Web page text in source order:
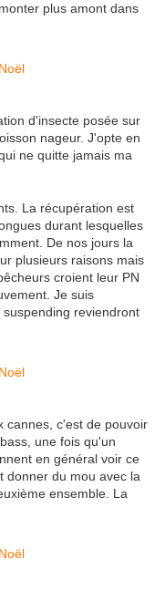
plus amont dans
d'insecte posée sur
nageur. J'opte en
ne quitte jamais ma
La récupération est
durant lesquelles
De nos jours la
plusieurs raisons mais
croient leur PN
Je suis
reviendront
cannes, c'est de pouvoir
une fois qu'un
en général voir ce
donner du mou avec la
ensemble. La